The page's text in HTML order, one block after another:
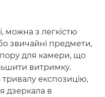
можна з легкістю
звичайні предмети,
для камери, що
витримку.
експозицію,
дзеркала в